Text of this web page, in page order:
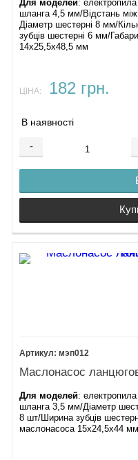
Для моделей: електропила .
шланга 4,5 мм/Відстань
Діаметр шестерні 8 мм/
зубців шестерні 6 мм/
14х25,5х48,5 мм
ЦІНА: 182 грн.
В наявності
-
мэп012
Маслонасос
Для моделей: електропила .
шланга 3,5 мм/Діаметр
8 шт/Ширина зубців
маслонасоса 15х24,5х44 мм.